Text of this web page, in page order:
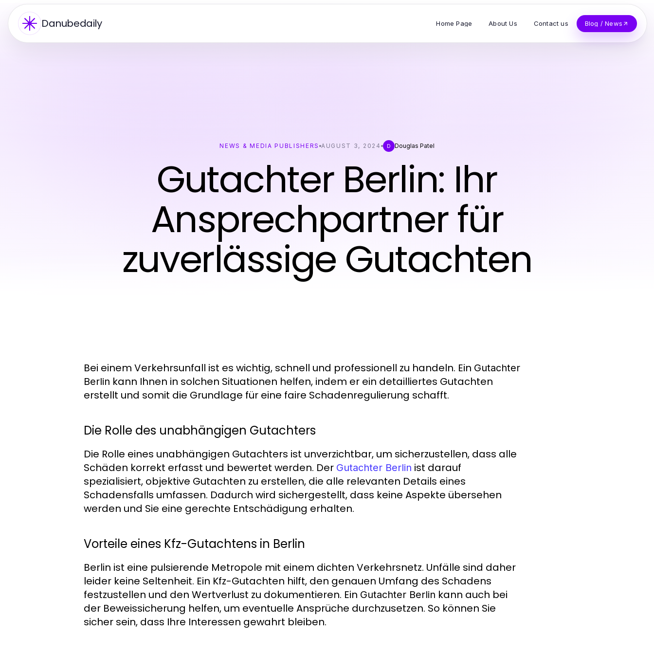
Danubedaily Home Page About Us Contact us Blog / News
NEWS & MEDIA PUBLISHERS AUGUST 3, 2024 D Douglas Patel
Gutachter Berlin: Ihr
Ansprechpartner für
zuverlässige Gutachten
Bei einem Verkehrsunfall ist es wichtig, schnell und professionell zu handeln. Ein Gutachter
Berlin kann Ihnen in solchen Situationen helfen, indem er ein detailliertes Gutachten
erstellt und somit die Grundlage für eine faire Schadenregulierung schafft.
Die Rolle des unabhängigen Gutachters
Die Rolle eines unabhängigen Gutachters ist unverzichtbar, um sicherzustellen, dass alle
Schäden korrekt erfasst und bewertet werden. Der Gutachter Berlin ist darauf
spezialisiert, objektive Gutachten zu erstellen, die alle relevanten Details eines
Schadensfalls umfassen. Dadurch wird sichergestellt, dass keine Aspekte übersehen
werden und Sie eine gerechte Entschädigung erhalten.
Vorteile eines Kfz-Gutachtens in Berlin
Berlin ist eine pulsierende Metropole mit einem dichten Verkehrsnetz. Unfälle sind daher
leider keine Seltenheit. Ein Kfz-Gutachten hilft, den genauen Umfang des Schadens
festzustellen und den Wertverlust zu dokumentieren. Ein Gutachter Berlin kann auch bei
der Beweissicherung helfen, um eventuelle Ansprüche durchzusetzen. So können Sie
sicher sein, dass Ihre Interessen gewahrt bleiben.